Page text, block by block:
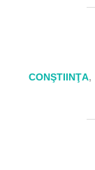
CONŞTIINŢA,